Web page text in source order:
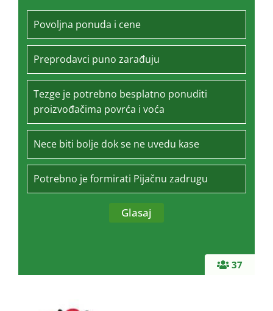
37
Povoljna ponuda i cene
Preprodavci puno zarađuju
Tezge je potrebno besplatno ponuditi
proizvođačima povrća i voća
Nece biti bolje dok se ne uvedu kase
Potrebno je formirati Pijačnu zadrugu